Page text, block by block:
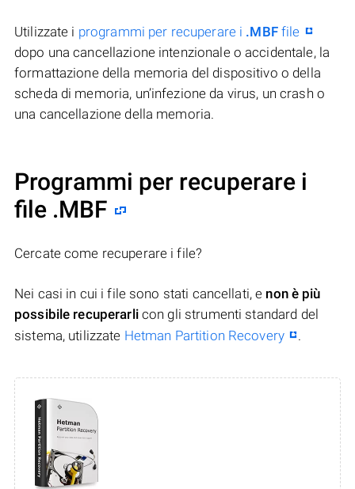
Utilizzate i programmi per recuperare i .MBFfile
dopo una cancellazione intenzionale o accidentale, la
formattazione della memoria del dispositivo o della
scheda di memoria, un’infezione da virus, un crash o
una cancellazione della memoria.
Programmi per recuperare i
file .MBF
Cercate come recuperare i file?
Nei casi in cui i file sono stati cancellati, e non è più
possibile recuperarlicon gli strumenti standard del
sistema, utilizzate Hetman Partition Recovery .